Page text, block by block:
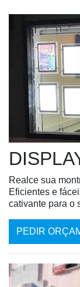
Realce sua
Eficientes e
cativante para o
PEDIR